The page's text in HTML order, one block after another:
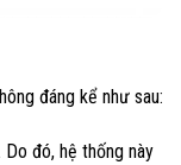
đáng kể như sau:
đó, hệ thống này